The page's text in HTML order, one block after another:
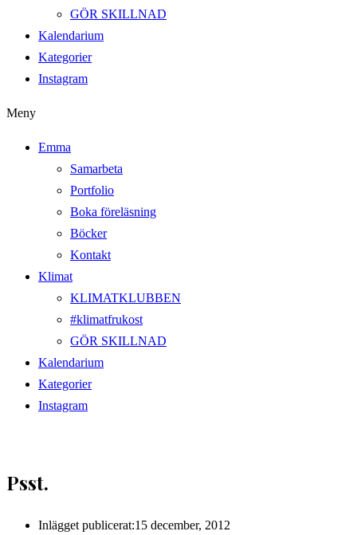
GÖR SKILLNAD
Kalendarium
Kategorier
Instagram
Meny
Emma
Samarbeta
Portfolio
Boka föreläsning
Böcker
Kontakt
Klimat
KLIMATKLUBBEN
#klimatfrukost
GÖR SKILLNAD
Kalendarium
Kategorier
Instagram
Psst.
Inlägget publicerat:15 december, 2012